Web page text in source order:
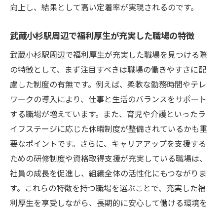
向上し、結果として高い定着率が実現されるのです。
武蔵小杉駅周辺で福利厚生が充実した職場の特徴
武蔵小杉駅周辺で福利厚生が充実した職場を見つける際
の特徴として、まず注目すべきは職場の働きやすさに配
慮した制度の有無です。例えば、柔軟な勤務時間やテレ
ワークの導入により、仕事と生活のバランスをサポート
する職場が増えています。また、育児や介護といったラ
イフステージに応じた休暇制度が整備されているかも重
要なポイントです。さらに、キャリアアップを支援する
ための研修制度や資格取得支援が充実している職場は、
社員の成長を促進し、組織全体の活性化にもつながりま
す。これらの特徴を持つ職場を選ぶことで、充実した福
利厚生を享受しながら、長期的に安心して働ける環境を